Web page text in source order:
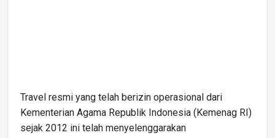
Travel resmi yang telah berizin operasional dari
Kementerian Agama Republik Indonesia (Kemenag RI)
sejak 2012 ini telah menyelenggarakan